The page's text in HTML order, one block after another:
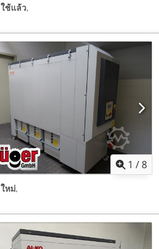
ใช้แล้ว,
1 /8
ใหม่,